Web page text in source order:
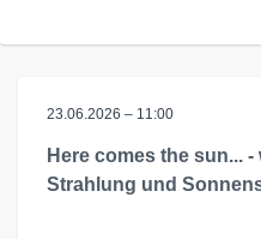
23.06.2026 – 11:00
Here comes the sun...
Strahlung und